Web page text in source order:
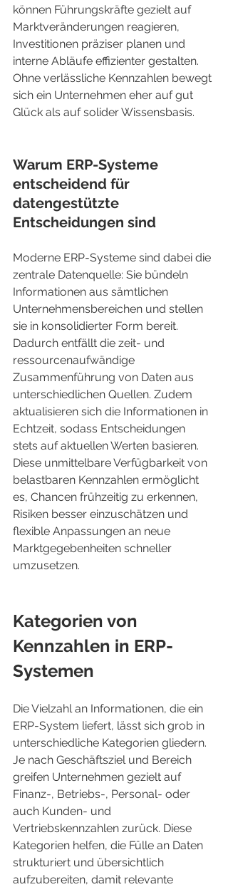
können Führungskräfte gezielt auf
Marktveränderungen reagieren,
Investitionen präziser planen und
interne Abläufe effizienter gestalten.
Ohne verlässliche Kennzahlen bewegt
sich ein Unternehmen eher auf gut
Glück als auf solider Wissensbasis.
Warum ERP-Systeme
entscheidend für
datengestützte
Entscheidungen sind
Moderne ERP-Systeme sind dabei die
zentrale Datenquelle: Sie bündeln
Informationen aus sämtlichen
Unternehmensbereichen und stellen
sie in konsolidierter Form bereit.
Dadurch entfällt die zeit- und
ressourcenaufwändige
Zusammenführung von Daten aus
unterschiedlichen Quellen. Zudem
aktualisieren sich die Informationen in
Echtzeit, sodass Entscheidungen
stets auf aktuellen Werten basieren.
Diese unmittelbare Verfügbarkeit von
belastbaren Kennzahlen ermöglicht
es, Chancen frühzeitig zu erkennen,
Risiken besser einzuschätzen und
flexible Anpassungen an neue
Marktgegebenheiten schneller
umzusetzen.
Kategorien von
Kennzahlen in ERP-
Systemen
Die Vielzahl an Informationen, die ein
ERP-System liefert, lässt sich grob in
unterschiedliche Kategorien gliedern.
Je nach Geschäftsziel und Bereich
greifen Unternehmen gezielt auf
Finanz-, Betriebs-, Personal- oder
auch Kunden- und
Vertriebskennzahlen zurück. Diese
Kategorien helfen, die Fülle an Daten
strukturiert und übersichtlich
aufzubereiten, damit relevante